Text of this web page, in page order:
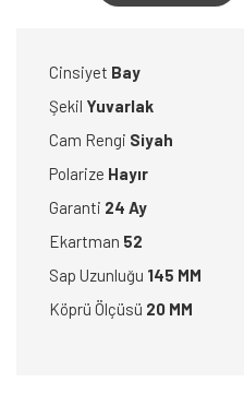
Cinsiyet Bay
Şekil Yuvarlak
Cam Rengi Siyah
Polarize Hayır
Garanti 24 Ay
Ekartman 52
Sap Uzunluğu 145 MM
Köprü Ölçüsü 20 MM